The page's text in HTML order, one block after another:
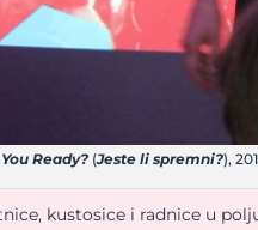
Ready? (Jeste li spremni?),
kustosice i radnice u